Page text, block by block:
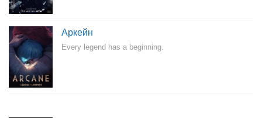
Аркейн
Every legend has a beginning.